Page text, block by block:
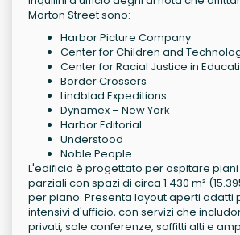
Morton Street sono:
Harbor Picture Company
Center for Children and
Center for Racial Justice in
Border Crossers
Lindblad Expeditions
Dynamex – New York
Harbor Editorial
Understood
Noble People
L'edificio è progettato per ospitare
parziali con spazi di circa 1.430 m²
per piano. Presenta layout aperti adatti
intensivi d'ufficio, con servizi che
privati, sale conferenze, soffitti alti e